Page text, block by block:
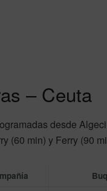
– Ceuta
desde
(60 min) y Ferry (90